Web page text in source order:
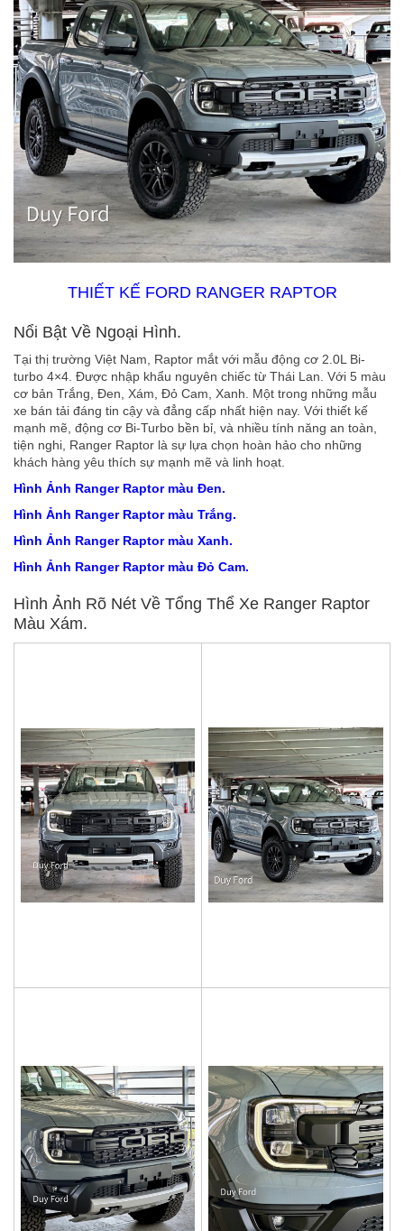
THIẾT KẾ FORD RANGER RAPTOR
Nổi Bật Về Ngoại Hình.
Tại thị trường Việt Nam, Raptor mắt với mẫu động cơ 2.0L Bi-
turbo 4×4. Được nhập khẩu nguyên chiếc từ Thái Lan. Với 5 màu
cơ bản Trắng, Đen, Xám, Đỏ Cam, Xanh. Một trong những mẫu
xe bán tải đáng tin cậy và đẳng cấp nhất hiện nay. Với thiết kế
mạnh mẽ, động cơ Bi-Turbo bền bỉ, và nhiều tính năng an toàn,
tiện nghi, Ranger Raptor là sự lựa chọn hoàn hảo cho những
khách hàng yêu thích sự mạnh mẽ và linh hoạt.
Hình Ảnh Ranger Raptor màu Đen.
Hình Ảnh Ranger Raptor màu Trắng.
Hình Ảnh Ranger Raptor màu Xanh.
Hình Ảnh Ranger Raptor màu Đỏ Cam.
Hình Ảnh Rõ Nét Về Tổng Thể Xe Ranger Raptor
Màu Xám.